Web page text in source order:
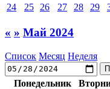
24
25 26 27 28 29
« » Май 2024
Список Месяц Неделя
Понедельник